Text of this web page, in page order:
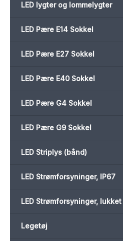
LED lygter og lommelygter
LED Pære E14 Sokkel
LED Pære E27 Sokkel
LED Pære E40 Sokkel
LED Pære G4 Sokkel
LED Pære G9 Sokkel
LED Striplys (bånd)
LED Strømforsyninger, IP67
LED Strømforsyninger, lukket
Legetøj